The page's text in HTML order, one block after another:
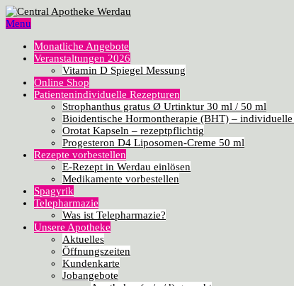
Menu
Monatliche Angebote
Veranstaltungen 2026
Vitamin D Spiegel Messung
Online Shop
Patientenindividuelle Rezepturen
Strophanthus gratus Ø Urtinktur 30 ml / 50 ml
Bioidentische Hormontherapie (BHT) – individuelle
Orotat Kapseln – rezeptpflichtig
Progesteron D4 Liposomen-Creme 50 ml
Rezepte vorbestellen
E-Rezept in Werdau einlösen
Medikamente vorbestellen
Spagyrik
Telepharmazie
Was ist Telepharmazie?
Unsere Apotheke
Aktuelles
Öffnungszeiten
Kundenkarte
Jobangebote